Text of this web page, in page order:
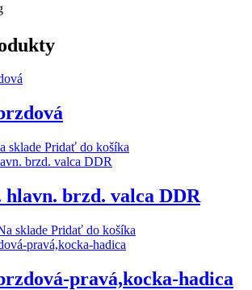
sklade Pridať do košíka
hlavn. brzd. valca DDR
sklade Pridať do košíka
pravá,kocka-hadica